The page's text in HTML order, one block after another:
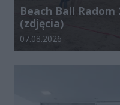
Beach Ball
(zdjęcia)
Data dodania galerii:
07.08.2026